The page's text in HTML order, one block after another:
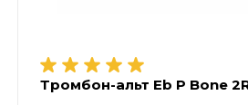
Тромбон-альт Eb P Bone